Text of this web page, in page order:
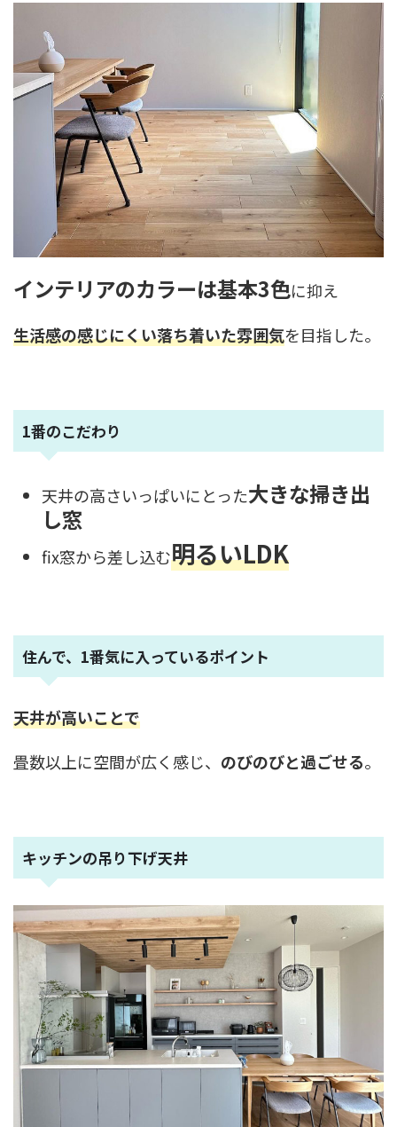
インテリアのカラーは基本3色に抑え
生活感の感じにくい落ち着いた雰囲気を目指した。
1番のこだわり
天井の高さいっぱいにとった大きな掃き出
し窓
fix窓から差し込む明るいLDK
住んで、1番気に入っているポイント
天井が高いことで
畳数以上に空間が広く感じ、 のびのびと過ごせる。
キッチンの吊り下げ天井